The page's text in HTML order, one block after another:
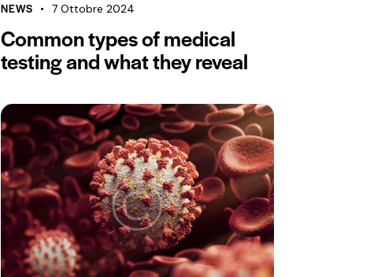
NEWS 7 Ottobre 2024
Common types of medical
testing and what they reveal